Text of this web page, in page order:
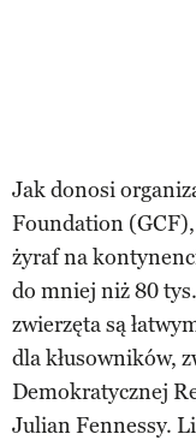
Jak donosi
Foundation
żyraf na
do mniej niż 80
zwierzęta są
dla kłusowników,
Demokratycznej
Julian Fennessy.